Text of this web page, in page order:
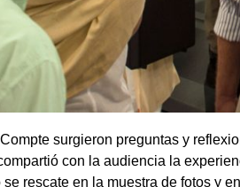
surgieron preguntas y
con la audiencia la
rescate en la muestra de fotos y